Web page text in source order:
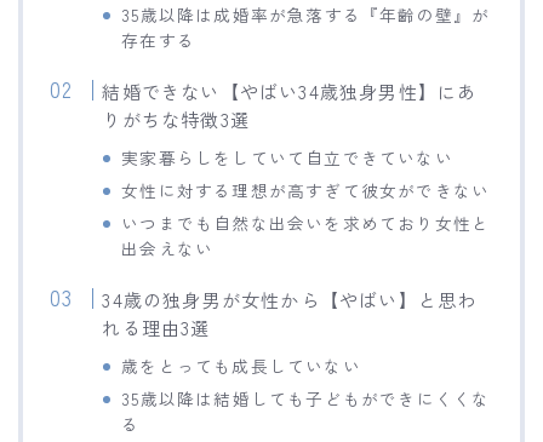
35歳以降は成婚率が急落する『年齢の壁』が
存在する
結婚できない【やばい34歳独身男性】にあ
りがちな特徴3選
実家暮らしをしていて自立できていない
女性に対する理想が高すぎて彼女ができない
いつまでも自然な出会いを求めており女性と
出会えない
34歳の独身男が女性から【やばい】と思わ
れる理由3選
歳をとっても成長していない
35歳以降は結婚しても子どもができにくくな
る